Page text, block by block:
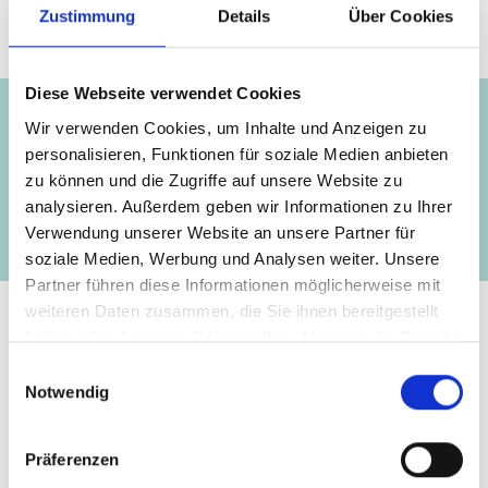
Zustimmung Details Über Cookies
Diese Webseite verwendet Cookies
Wir verwenden Cookies, um Inhalte und Anzeigen zu
personalisieren, Funktionen für soziale Medien anbieten
zu können und die Zugriffe auf unsere Website zu
analysieren. Außerdem geben wir Informationen zu Ihrer
Verwendung unserer Website an unsere Partner für
soziale Medien, Werbung und Analysen weiter. Unsere
Partner führen diese Informationen möglicherweise mit
weiteren Daten zusammen, die Sie ihnen bereitgestellt
haben oder die sie im Rahmen Ihrer Nutzung der Dienste
Notwendig
Präferenzen
Projekt
Dekarbonisierung des chilenischen
Energiesektors
Zukunft – Umwelt – Gesellschaft (ZUG) gGmbH